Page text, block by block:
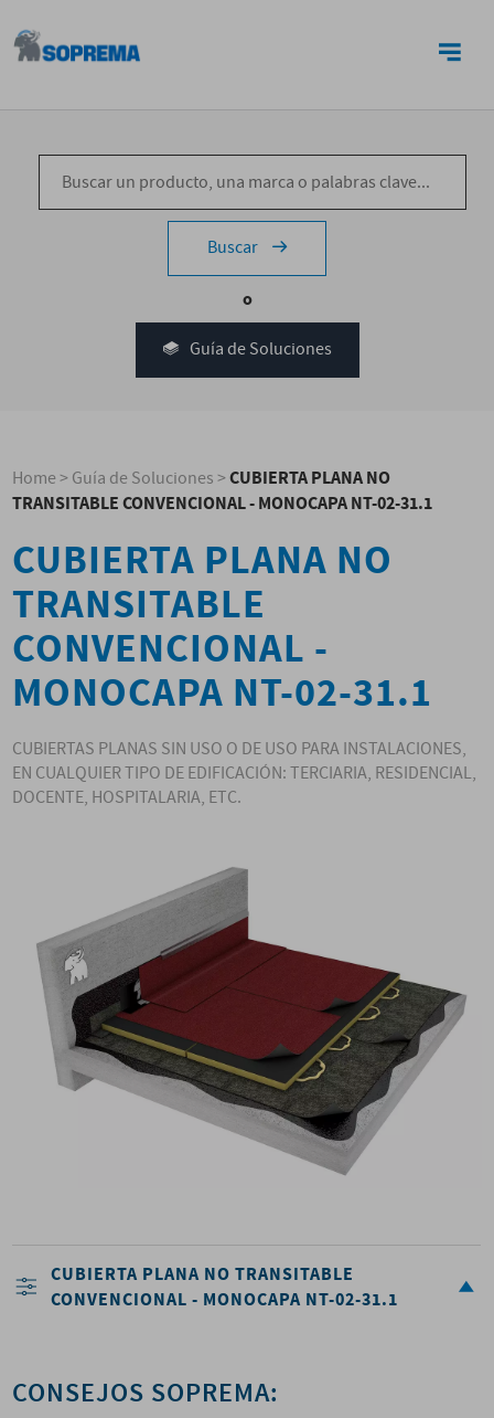
Buscar
o
Guía de Soluciones
Home>Guía de Soluciones>CUBIERTA PLANA NO
TRANSITABLE CONVENCIONAL - MONOCAPA NT-02-31.1
CUBIERTA PLANA NO
TRANSITABLE
CONVENCIONAL -
MONOCAPA NT-02-31.1
CUBIERTAS PLANAS SIN USO O DE USO PARA INSTALACIONES,
EN CUALQUIER TIPO DE EDIFICACIÓN: TERCIARIA, RESIDENCIAL,
DOCENTE, HOSPITALARIA, ETC.
CUBIERTA PLANA NO TRANSITABLE
CONVENCIONAL - MONOCAPA NT-02-31.1
CONSEJOS SOPREMA: